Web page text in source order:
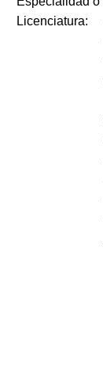
Licenciatura: